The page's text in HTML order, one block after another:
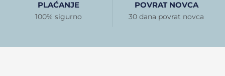
PLAĆANJE
100% sigurno
POVRAT NOVCA
30 dana povrat novca